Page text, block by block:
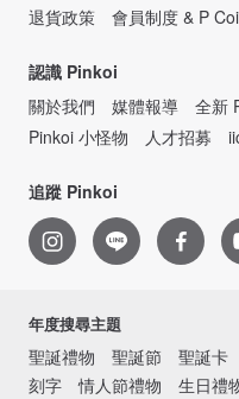
退貨政策
會員制度 & P
認識 Pinkoi
關於我們
媒體報導 全新
Pinkoi 小怪物
人才招募
追蹤 Pinkoi
年度搜尋主題
聖誕禮物 聖誕節 聖誕卡
刻字
情人節禮物 生日禮